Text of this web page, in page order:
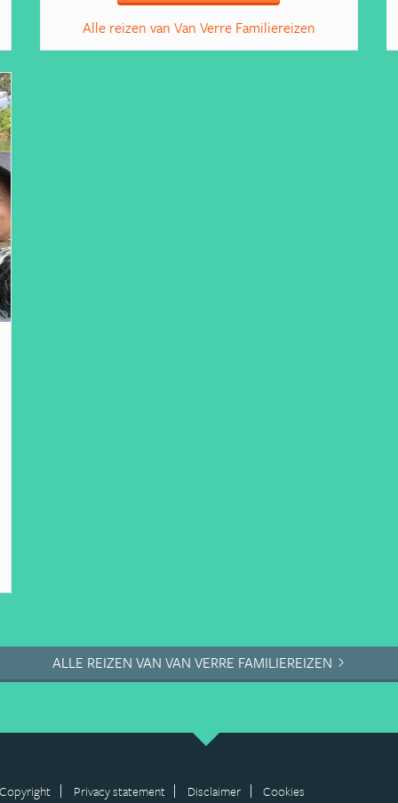
Alle reizen van Van Verre Familiereizen
ALLE REIZEN VAN VAN VERRE FAMILIEREIZEN
Copyright Privacy statement Disclaimer Cookies